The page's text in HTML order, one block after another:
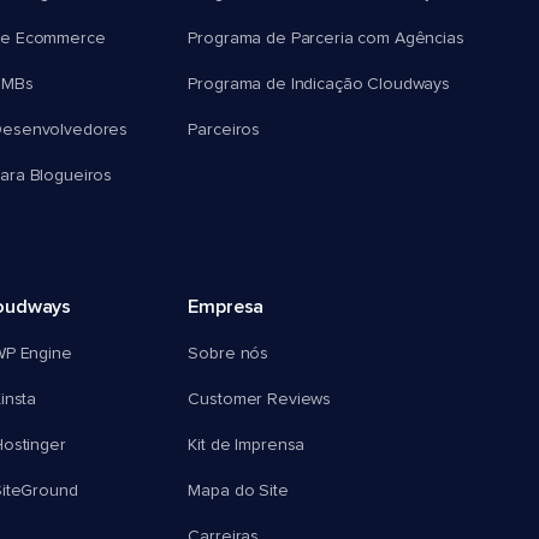
Ecommerce
Blogueiros
Programa de Parceria com Agências
Programa de Indicação Cloudways
Parceiros
Engine
Empresa
Sobre nós
Customer Reviews
Kit de Imprensa
Mapa do Site